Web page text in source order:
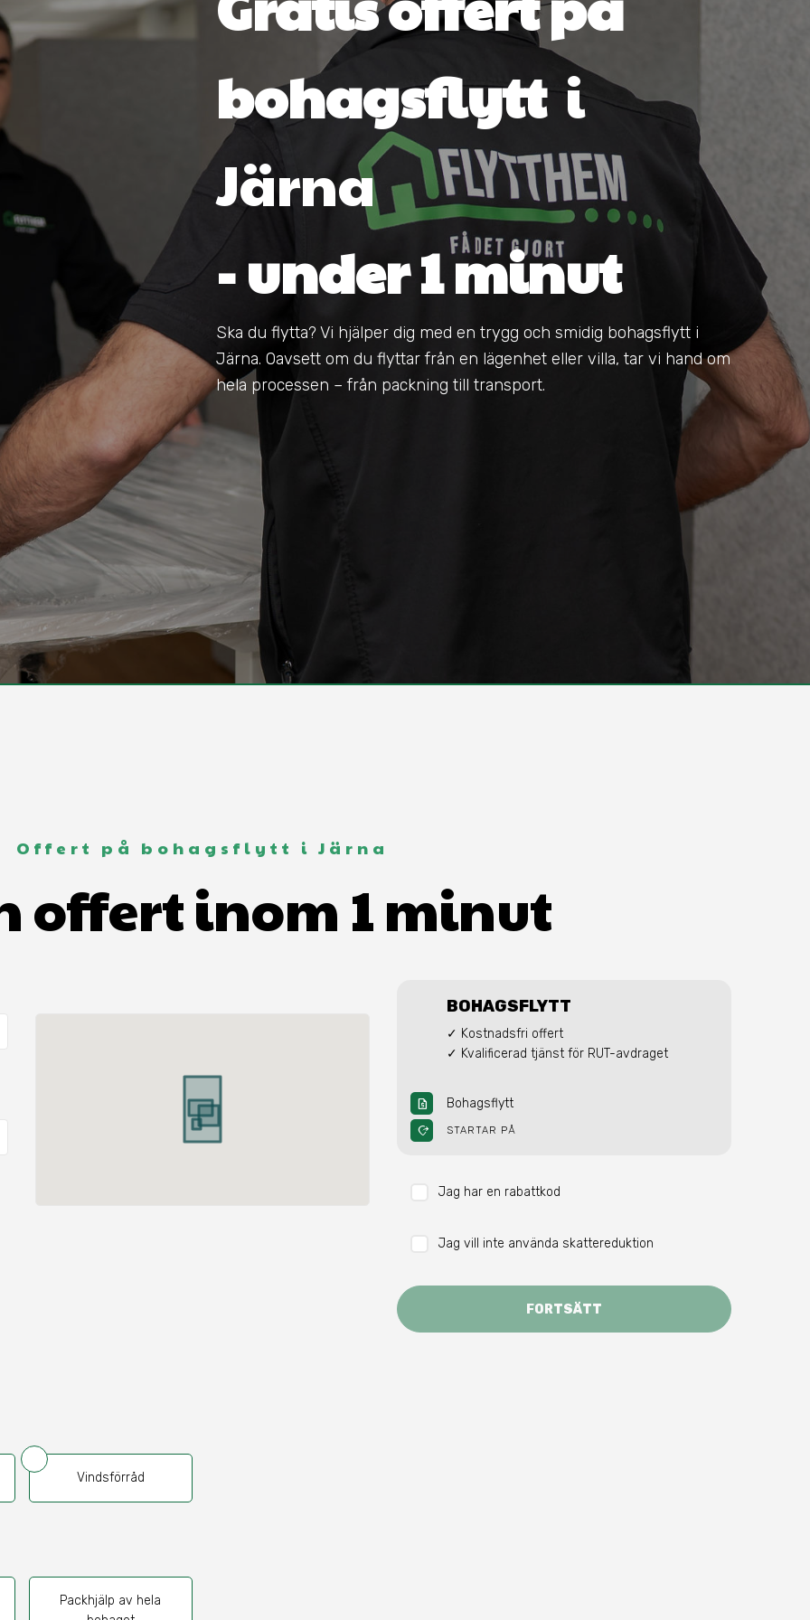
bohagsflytt i
Järna
- under 1 minut
Ska du flytta? Vi hjälper dig med en trygg och smidig bohagsflytt i
Järna. Oavsett om du flyttar från en lägenhet eller villa, tar vi hand om
hela processen – från packning till transport.
Offert på bohagsflytt i Järna
offert inom 1 minut
Vindsförråd
Packhjälp av hela
BOHAGSFLYTT
✓ Kostnadsfri offert
✓ Kvalificerad tjänst för RUT-avdraget
request_quote Bohagsflytt
moved_location STARTAR PÅ
Jag har en rabattkod
Jag vill inte använda skattereduktion
FORTSÄTT